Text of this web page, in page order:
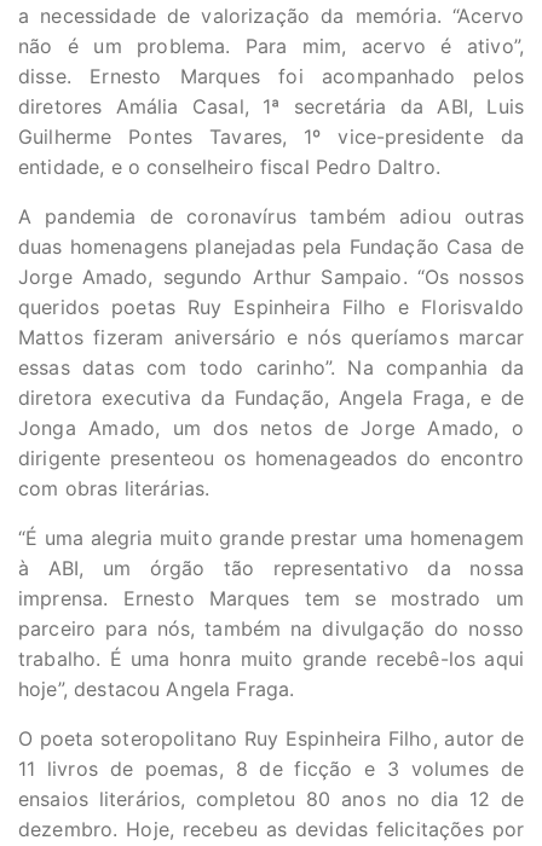
a necessidade de valorização da memória. “Acervo
não é um problema. Para mim, acervo é ativo”,
disse. Ernesto Marques foi acompanhado pelos
diretores Amália Casal, 1ª secretária da ABI, Luis
Guilherme Pontes Tavares, 1º vice-presidente da
entidade, e o conselheiro fiscal Pedro Daltro.
A pandemia de coronavírus também adiou outras
duas homenagens planejadas pela Fundação Casa de
Jorge Amado, segundo Arthur Sampaio. “Os nossos
queridos poetas Ruy Espinheira Filho e Florisvaldo
Mattos fizeram aniversário e nós queríamos marcar
essas datas com todo carinho”. Na companhia da
diretora executiva da Fundação, Angela Fraga, e de
Jonga Amado, um dos netos de Jorge Amado, o
dirigente presenteou os homenageados do encontro
com obras literárias.
“É uma alegria muito grande prestar uma homenagem
à ABI, um órgão tão representativo da nossa
imprensa. Ernesto Marques tem se mostrado um
parceiro para nós, também na divulgação do nosso
trabalho. É uma honra muito grande recebê-los aqui
hoje”, destacou Angela Fraga.
O poeta soteropolitano Ruy Espinheira Filho, autor de
11 livros de poemas, 8 de ficção e 3 volumes de
ensaios literários, completou 80 anos no dia 12 de
dezembro. Hoje, recebeu as devidas felicitações por